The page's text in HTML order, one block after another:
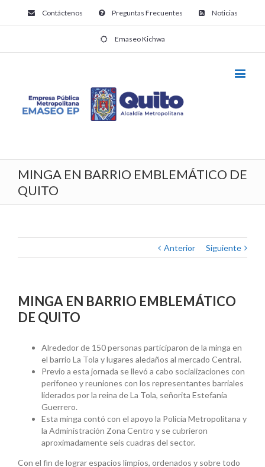
Contáctenos Preguntas Frecuentes Noticias
Emaseo Kichwa
MINGA EN BARRIO EMBLEMÁTICO DE
QUITO
Anterior Siguiente
MINGA EN BARRIO EMBLEMÁTICO
DE QUITO
Alrededor de 150 personas participaron de la minga en
el barrio La Tola y lugares aledaños al mercado Central.
Previo a esta jornada se llevó a cabo socializaciones con
perifoneo y reuniones con los representantes barriales
liderados por la reina de La Tola, señorita Estefanía
Guerrero.
Esta minga contó con el apoyo la Policía Metropolitana y
la Administración Zona Centro y se cubrieron
aproximadamente seis cuadras del sector.
Con el fin de lograr espacios limpios, ordenados y sobre todo